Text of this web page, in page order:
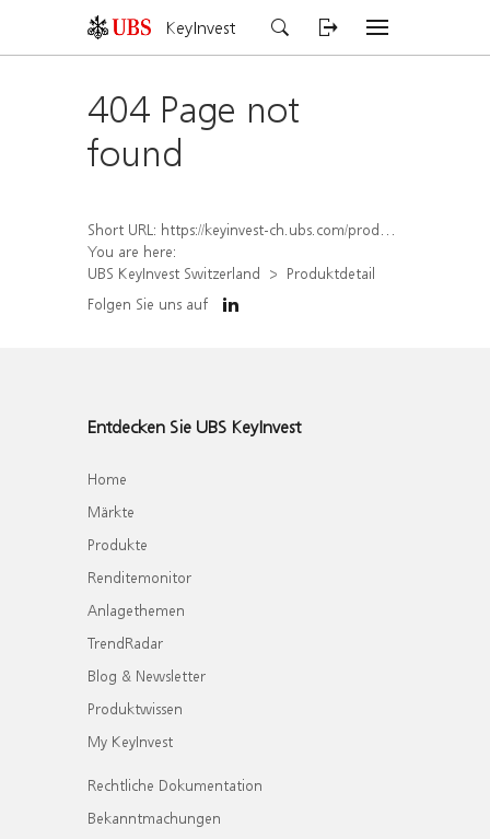
KeyInvest
404 Page not
found
Short URL: https://keyinvest-ch.ubs.com/produkt/detail/index/isin/CH1578823192
You are here:
UBS KeyInvest Switzerland
Produktdetail
Folgen Sie uns auf
Entdecken Sie UBS KeyInvest
Home
Märkte
Produkte
Renditemonitor
Anlagethemen
TrendRadar
Blog & Newsletter
Produktwissen
My KeyInvest
Rechtliche Dokumentation
Bekanntmachungen